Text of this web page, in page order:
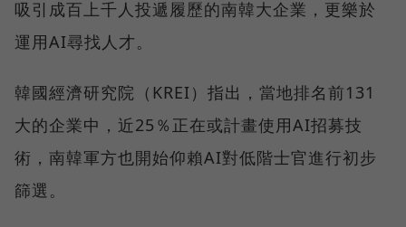
吸引成百上千人投遞履歷的南韓大企業，更樂於
運用AI尋找人才。
韓國經濟研究院（KREI）指出，當地排名前131
大的企業中，近25％正在或計畫使用AI招募技
術，南韓軍方也開始仰賴AI對低階士官進行初步
篩選。